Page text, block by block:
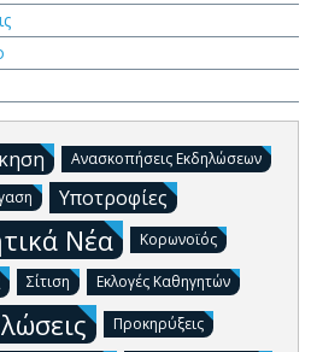
Ανασκοπήσεις Εκδηλώσεων
Υποτροφίες
Νέα Κορωνοϊός
Σίτιση Εκλογές Καθηγητών
Προκηρύξεις